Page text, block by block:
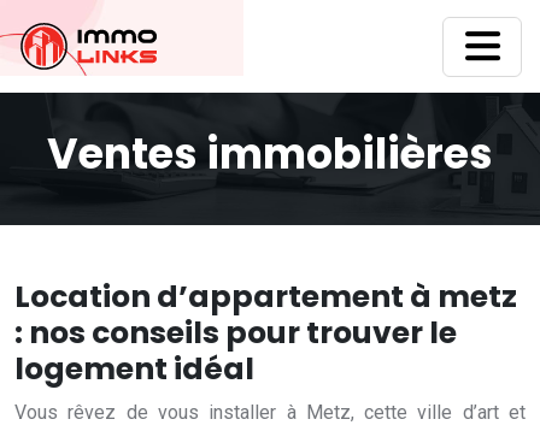
Ventes immobilières
Location d’appartement à metz
: nos conseils pour trouver le
logement idéal
Vous rêvez de vous installer à Metz, cette ville d’art et